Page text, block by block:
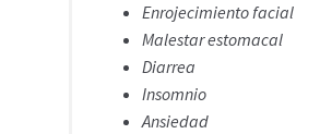
Enrojecimiento facial
Malestar estomacal
Diarrea
Insomnio
Ansiedad